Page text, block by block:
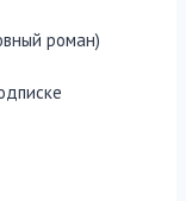
роман)